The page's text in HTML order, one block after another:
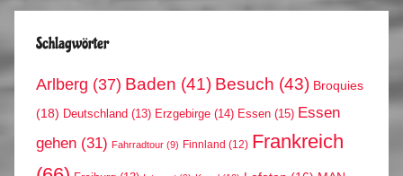
Schlagwörter
Arlberg (37) Baden (41) Besuch (43) Broquies
(18) Deutschland (13) Erzgebirge (14) Essen (15) Essen
gehen (31) Fahrradtour (9) Finnland (12) Frankreich